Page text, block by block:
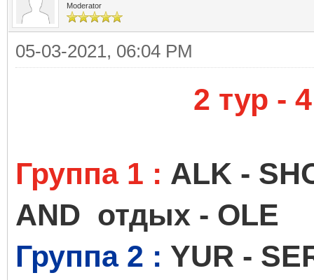
Moderator
05-03-2021, 06:04 PM
2 тур -
Группа 1 : ALK -
AND отдых - OLE
Группа 2 : YUR -